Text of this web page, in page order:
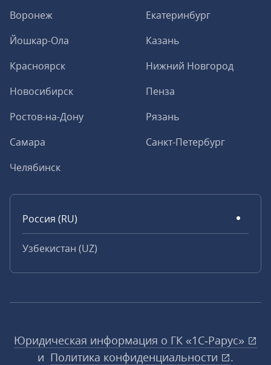
Воронеж
Екатеринбург
Йошкар-Ола
Казань
Красноярск
Нижний Новгород
Новосибирск
Пенза
Ростов-на-Дону
Рязань
Самара
Санкт-Петербург
Челябинск
Россия (RU)
Узбекистан (UZ)
Юридическая информация о ГК «1С‑Рарус»
и Политика конфиденциальности
.